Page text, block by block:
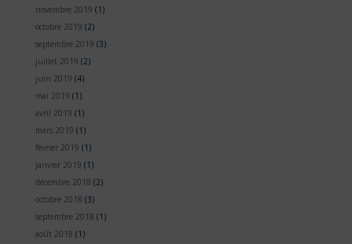
novembre 2019 (1)
octobre 2019 (2)
septembre 2019 (3)
juillet 2019 (2)
juin 2019 (4)
mai 2019 (1)
avril 2019 (1)
mars 2019 (1)
février 2019 (1)
janvier 2019 (1)
décembre 2018 (2)
octobre 2018 (3)
septembre 2018 (1)
août 2018 (1)